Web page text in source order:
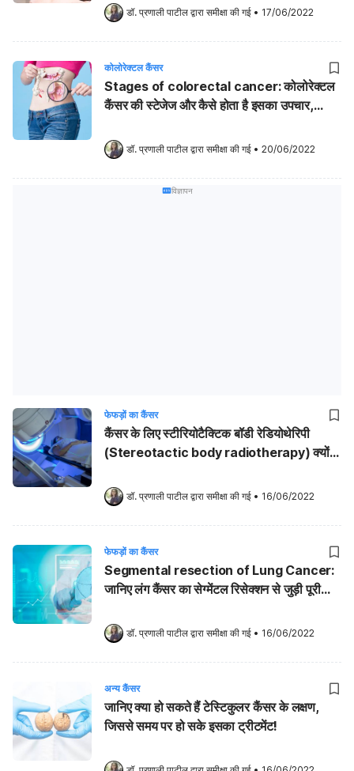
डॉ. प्रणाली पाटील द्वारा समीक्षा की गई • 17/06/2022
कोलोरेक्टल कैंसर
Stages of colorectal cancer: कोलोरेक्टल
कैंसर की स्टेजेज और कैसे होता है इसका उपचार,
डॉ. प्रणाली पाटील द्वारा समीक्षा की गई • 20/06/2022
विज्ञापन
फेफड़ों का कैंसर
कैंसर के लिए स्टीरियोटैक्टिक बॉडी रेडियोथेरिपी
(Stereotactic body radiotherapy) क्यों
डॉ. प्रणाली पाटील द्वारा समीक्षा की गई • 16/06/2022
फेफड़ों का कैंसर
Segmental resection of Lung Cancer:
जानिए लंग कैंसर का सेग्मेंटल रिसेक्शन से जुड़ी पूरी
डॉ. प्रणाली पाटील द्वारा समीक्षा की गई • 16/06/2022
अन्य कैंसर
जानिए क्या हो सकते हैं टेस्टिकुलर कैंसर के लक्षण,
जिससे समय पर हो सके इसका ट्रीटमेंट!